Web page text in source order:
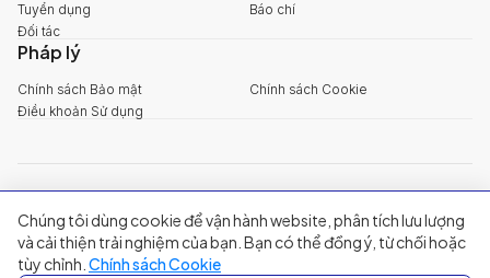
Tuyển dụng
Báo chí
Đối tác
Pháp lý
Chính sách Bảo mật
Chính sách Cookie
Điều khoản Sử dụng
+84 888 18 1313
Trụ sở chính: Tầng 03, 65-67 Đường B4, Khu đô thị Sala, Phường An
Khánh, TP Hồ Chí Minh
Chúng tôi dùng cookie để vận hành website, phân tích lưu lượng
và cải thiện trải nghiệm của bạn. Bạn có thể đồng ý, từ chối hoặc
tùy chỉnh. Chính sách Cookie